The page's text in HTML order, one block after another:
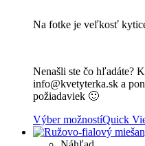
Na fotke je veľkosť
Nenašli ste čo hľadáte?
info@kvetyterka.sk a
požiadaviek 🙂
Výber možnostíQuick